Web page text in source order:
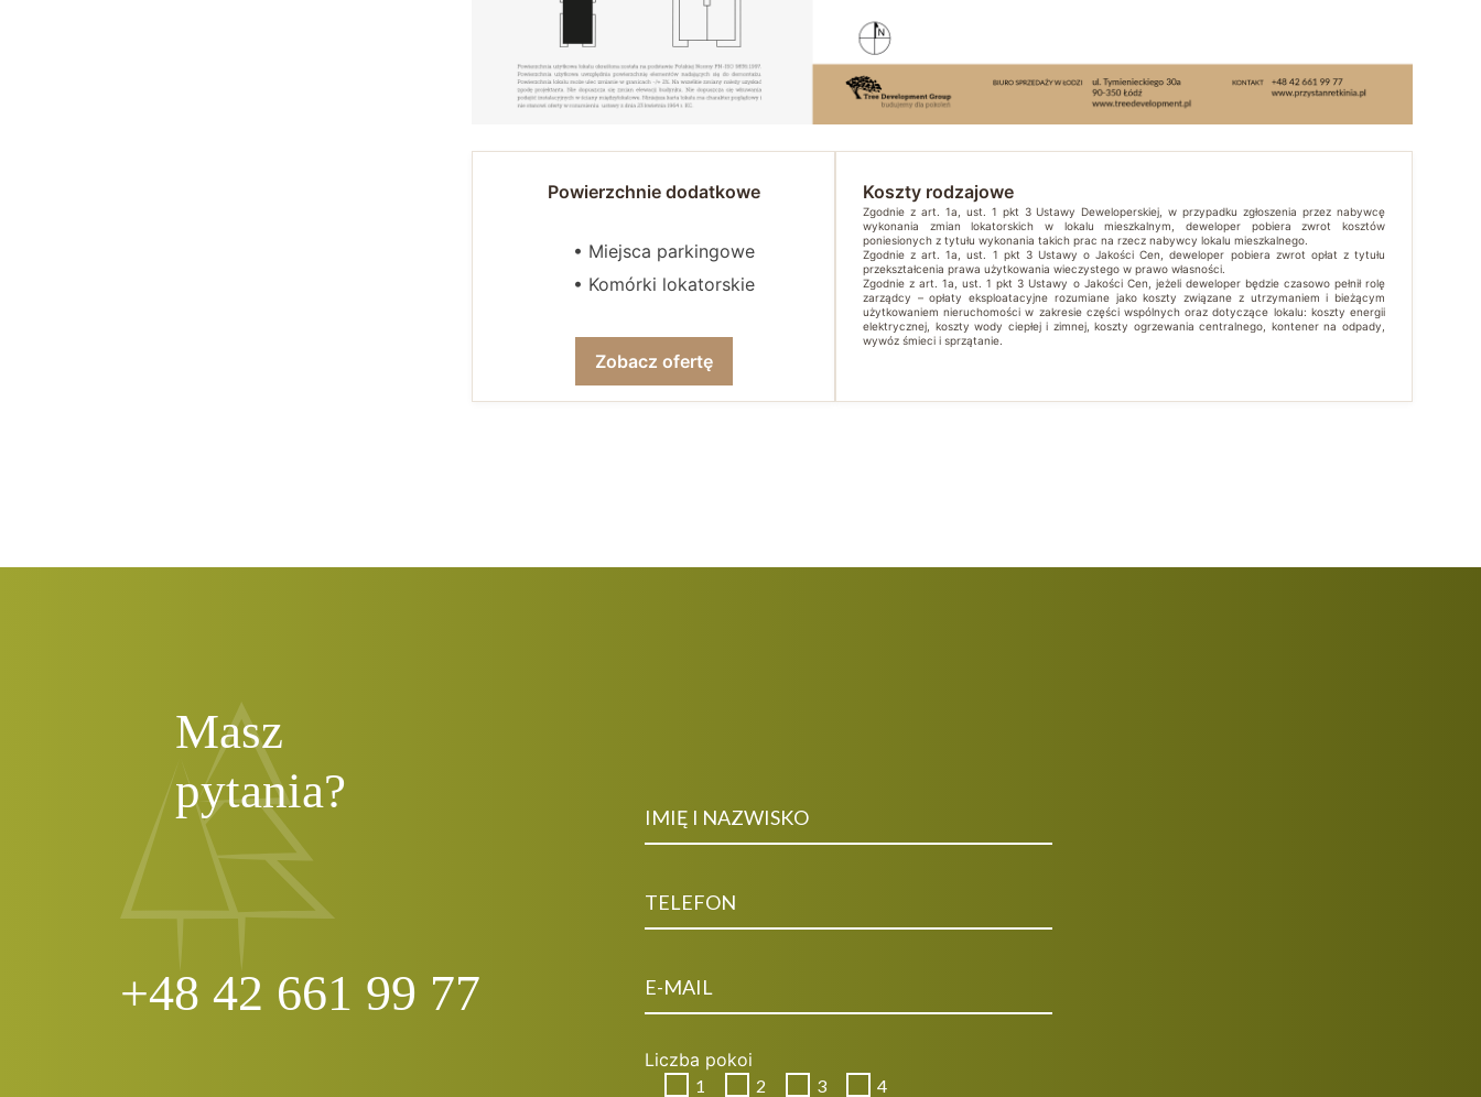
Powierzchnie dodatkowe
• Miejsca parkingowe
• Komórki lokatorskie
Zobacz ofertę
Koszty rodzajowe
Zgodnie z art. 1a, ust. 1 pkt 3 Ustawy Deweloperskiej, w przypadku zgłoszenia przez nabywcę
wykonania zmian lokatorskich w lokalu mieszkalnym, deweloper pobiera zwrot kosztów
poniesionych z tytułu wykonania takich prac na rzecz nabywcy lokalu mieszkalnego.
Zgodnie z art. 1a, ust. 1 pkt 3 Ustawy o Jakości Cen, deweloper pobiera zwrot opłat z tytułu
przekształcenia prawa użytkowania wieczystego w prawo własności.
Zgodnie z art. 1a, ust. 1 pkt 3 Ustawy o Jakości Cen, jeżeli deweloper będzie czasowo pełnił rolę
zarządcy – opłaty eksploatacyjne rozumiane jako koszty związane z utrzymaniem i bieżącym
użytkowaniem nieruchomości w zakresie części wspólnych oraz dotyczące lokalu: koszty energii
elektrycznej, koszty wody ciepłej i zimnej, koszty ogrzewania centralnego, kontener na odpady,
wywóz śmieci i sprzątanie.
Masz
pytania?
+48 42 661 99 77
Liczba pokoi
1 2 3 4